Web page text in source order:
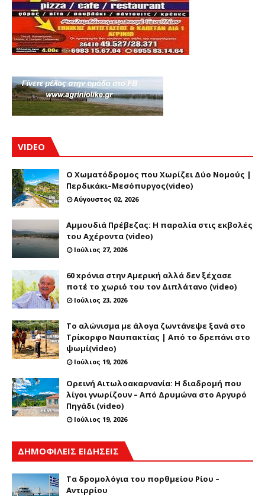
VIDEO
Ο Χωματόδρομος που Χωρίζει Δύο Νομούς |
Περδικάκι–Μεσόπυργος(video)
Αύγουστος 02, 2026
Αμμουδιά Πρέβεζας: Η παραλία στις εκβολές
του Αχέροντα (video)
Ιούλιος 27, 2026
60 xρόνια στην Αμερική αλλά δεν ξέχασε
ποτέ το χωριό του τον Διπλάτανο (video)
Ιούλιος 23, 2026
Το αλώνισμα με άλογα ζωντάνεψε ξανά στο
Τρίκορφο Ναυπακτίας | Από το δρεπάνι στο
ψωμί(video)
Ιούλιος 19, 2026
Ορεινή Αιτωλοακαρνανία: Η διαδρομή που
λίγοι γνωρίζουν – Από Δρυμώνα στο Αργυρό
Πηγάδι (video)
Ιούλιος 19, 2026
ΔΗΜΟΦΙΛΕΙΣ ΕΙΔΗΣΕΙΣ
Τα δρομολόγια του πορθμείου Ρίου –
Αντιρρίου